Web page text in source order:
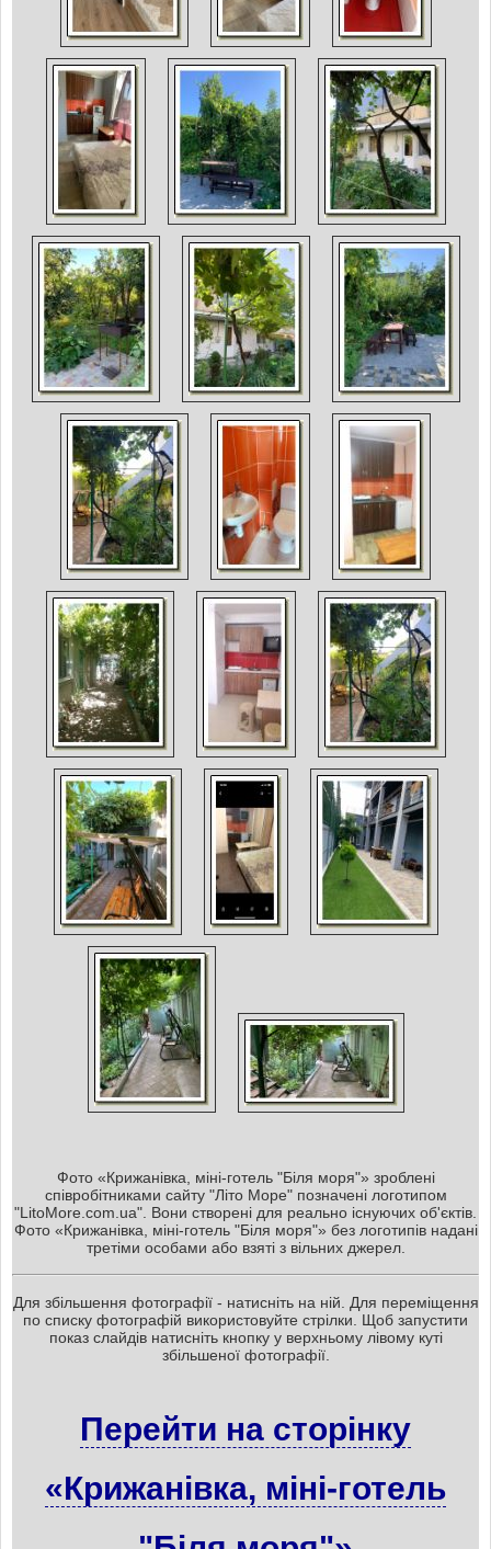
Фото «Крижанівка, міні-готель "Біля моря"» зроблені
співробітниками сайту "Літо Море" позначені логотипом
"LitoMore.com.ua". Вони створені для реально існуючих об'єктів.
Фото «Крижанівка, міні-готель "Біля моря"» без логотипів надані
третіми особами або взяті з вільних джерел.
Для збільшення фотографії - натисніть на ній. Для переміщення
по списку фотографій використовуйте стрілки. Щоб запустити
показ слайдів натисніть кнопку у верхньому лівому куті
збільшеної фотографії.
Перейти на сторінку
«Крижанівка, міні-готель